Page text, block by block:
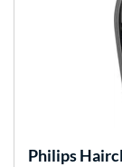
Philips